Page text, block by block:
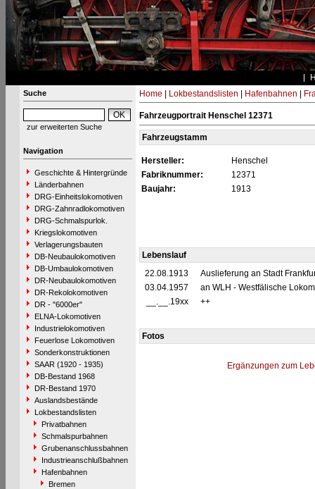
Suche
zur erweiterten Suche
Navigation
Geschichte & Hintergründe
Länderbahnen
DRG-Einheitslokomotiven
DRG-Zahnradlokomotiven
DRG-Schmalspurlok.
Kriegslokomotiven
Verlagerungsbauten
DB-Neubaulokomotiven
DB-Umbaulokomotiven
DR-Neubaulokomotiven
DR-Rekolokomotiven
DR - "6000er"
ELNA-Lokomotiven
Industrielokomotiven
Feuerlose Lokomotiven
Sonderkonstruktionen
SAAR (1920 - 1935)
DB-Bestand 1968
DR-Bestand 1970
Auslandsbestände
Lokbestandslisten
Privatbahnen
Schmalspurbahnen
Grubenanschlussbahnen
Industrieanschlußbahnen
Hafenbahnen
Bremen
Home Lokbestandslisten Hafenbahnen
Fahrzeugportrait Henschel 12371
Fahrzeugstamm
Hersteller:
Henschel
Fabriknummer:
12371
Baujahr:
1913
Lebenslauf
22.08.1913
Auslieferung an Stadt
03.04.1957
an WLH - Westfälische
__.__.19xx
++
Fotos
Ergänzungen zum